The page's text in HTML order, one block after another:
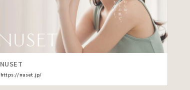
NUSET
https://nuset.jp/